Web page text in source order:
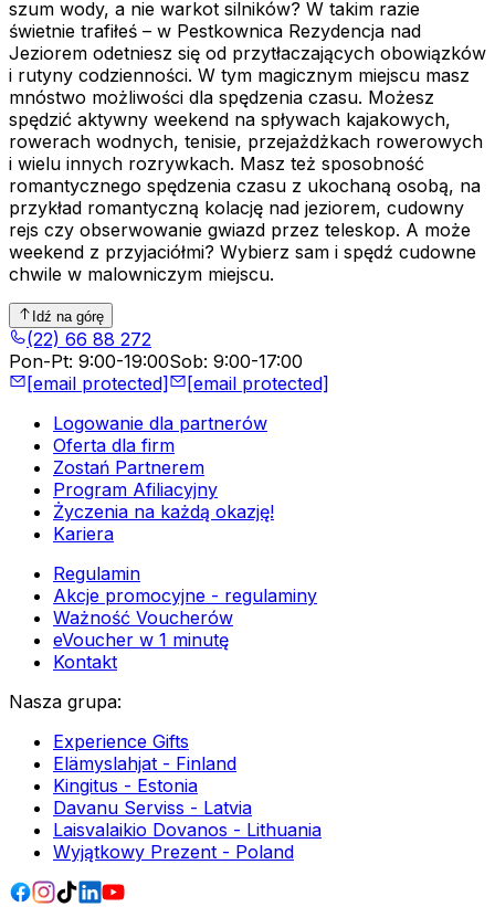
szum wody, a nie warkot silników? W takim razie
świetnie trafiłeś – w Pestkownica Rezydencja nad
Jeziorem odetniesz się od przytłaczających obowiązków
i rutyny codzienności. W tym magicznym miejscu masz
mnóstwo możliwości dla spędzenia czasu. Możesz
spędzić aktywny weekend na spływach kajakowych,
rowerach wodnych, tenisie, przejażdżkach rowerowych
i wielu innych rozrywkach. Masz też sposobność
romantycznego spędzenia czasu z ukochaną osobą, na
przykład romantyczną kolację nad jeziorem, cudowny
rejs czy obserwowanie gwiazd przez teleskop. A może
weekend z przyjaciółmi? Wybierz sam i spędź cudowne
chwile w malowniczym miejscu.
Idź na górę
(22) 66 88 272
Pon-Pt: 9:00-19:00Sob: 9:00-17:00
[email protected]
[email protected]
Logowanie dla partnerów
Oferta dla firm
Zostań Partnerem
Program Afiliacyjny
Życzenia na każdą okazję!
Kariera
Regulamin
Akcje promocyjne - regulaminy
Ważność Voucherów
eVoucher w 1 minutę
Kontakt
Nasza grupa:
Experience Gifts
Elämyslahjat - Finland
Kingitus - Estonia
Davanu Serviss - Latvia
Laisvalaikio Dovanos - Lithuania
Wyjątkowy Prezent - Poland